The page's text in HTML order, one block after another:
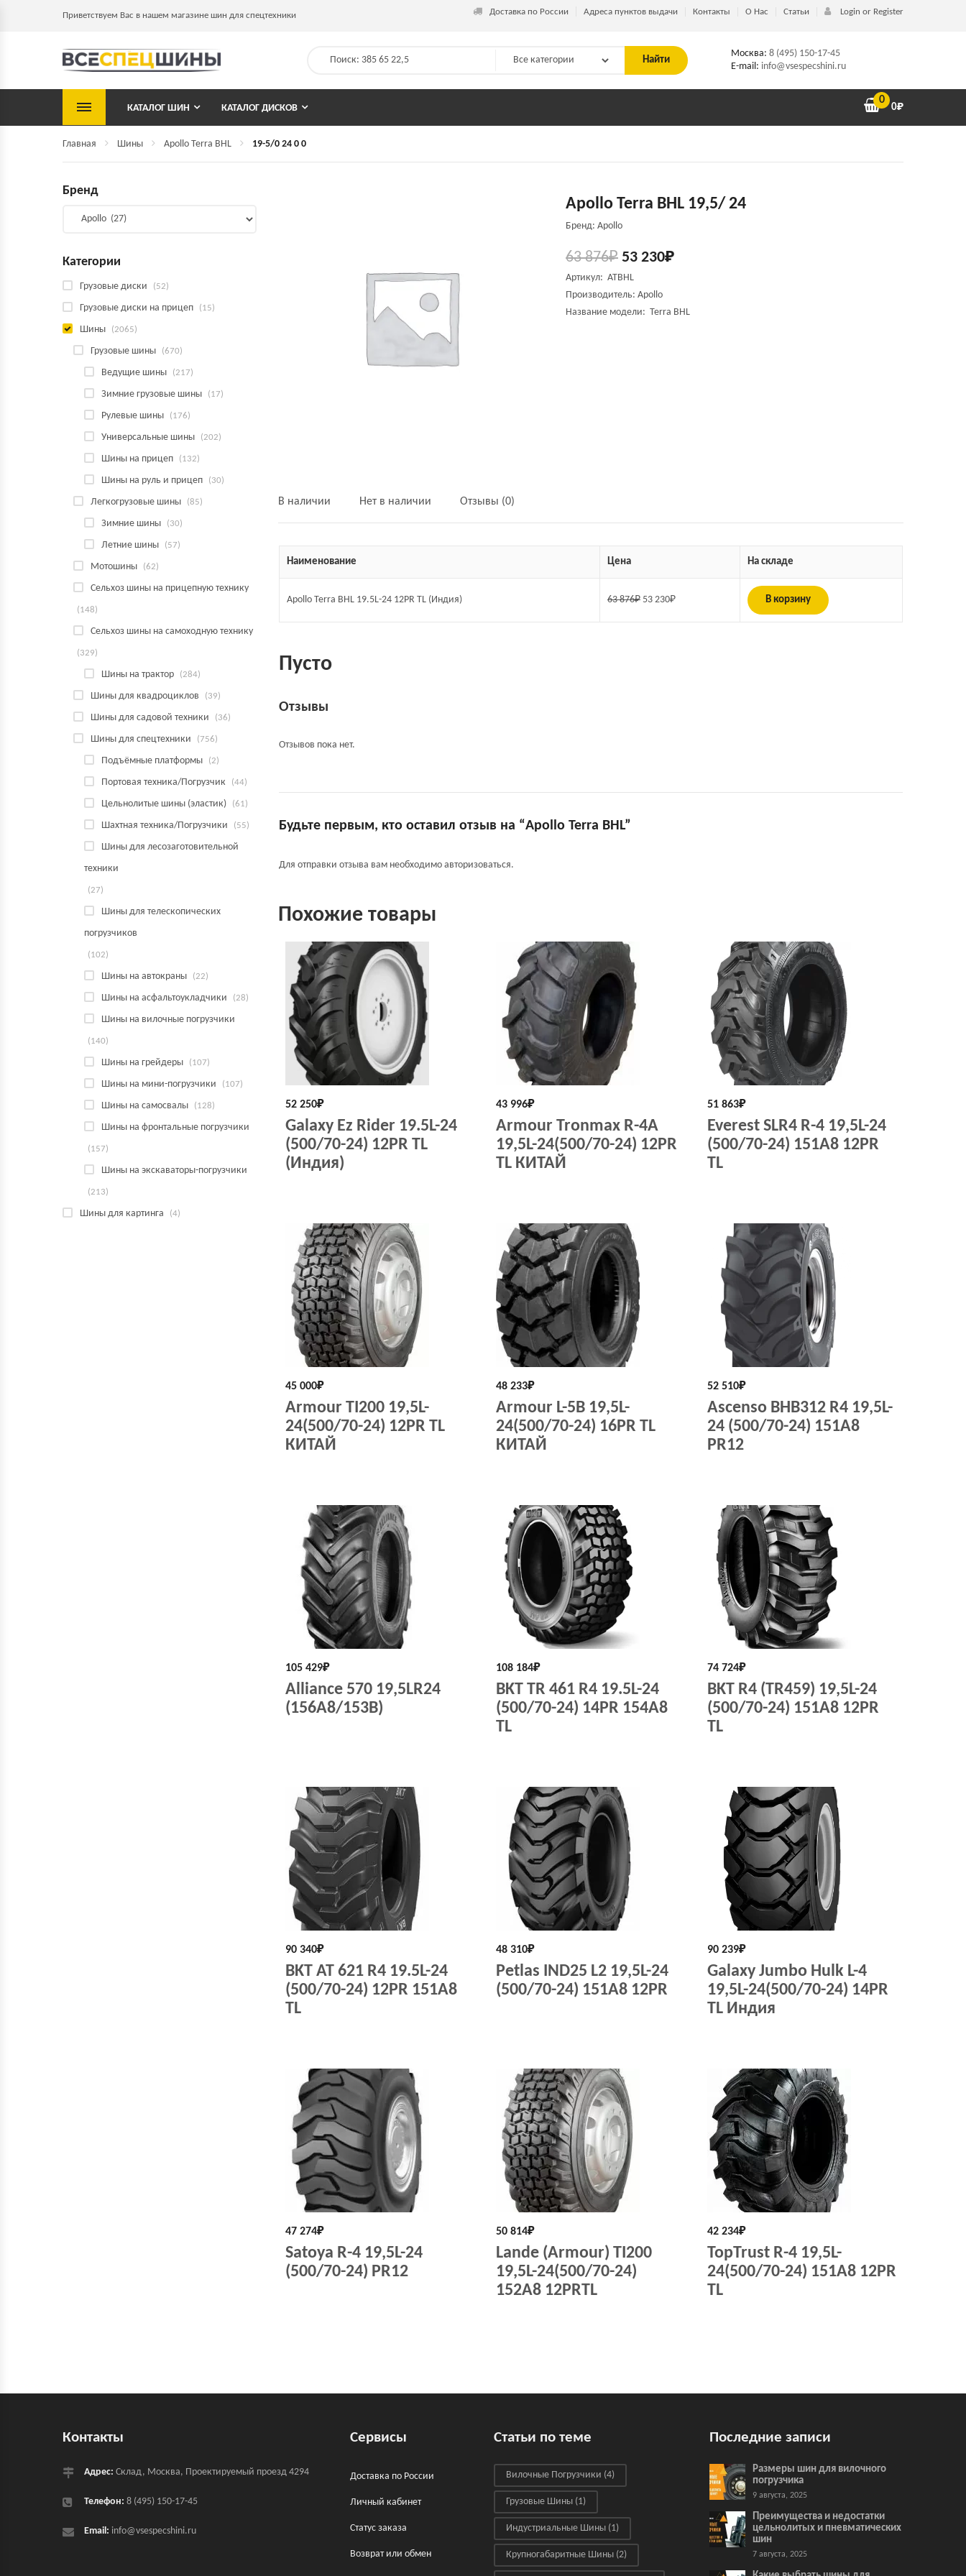
Приветствуем Вас в нашем магазине шин для спецтехники Доставка по России Адреса пунктов выдачи Контакты О Нас Статьи Login or Register
Найти
Москва: 8 (495) 150-17-45
E-mail: info@vsespecshini.ru
КАТАЛОГ ШИН КАТАЛОГ ДИСКОВ
0
0₽
Главная Шины Apollo Terra BHL 19-5/0 24 0 0
Apollo Terra BHL 19,5/ 24
Бренд: Apollo
63 876₽ 53 230₽
Артикул: ATBHL
Производитель: Apollo
Название модели: Terra BHL
В наличии Нет в наличии Отзывы (0)
Наименование Цена На складе
Apollo Terra BHL 19.5L-24 12PR TL (Индия) 63 876₽ 53 230₽ В корзину
Пусто
Отзывы
Отзывов пока нет.
Будьте первым, кто оставил отзыв на “Apollo Terra BHL”
Для отправки отзыва вам необходимо авторизоваться.
Похожие товары
52 250₽
Galaxy Ez Rider 19.5L-24
(500/70-24) 12PR TL
(Индия)
43 996₽
Armour Tronmax R-4A
19,5L-24(500/70-24) 12PR
TL КИТАЙ
51 863₽
Everest SLR4 R-4 19,5L-24
(500/70-24) 151A8 12PR
TL
45 000₽
Armour TI200 19,5L-
24(500/70-24) 12PR TL
КИТАЙ
48 233₽
Armour L-5B 19,5L-
24(500/70-24) 16PR TL
КИТАЙ
52 510₽
Ascenso BHB312 R4 19,5L-
24 (500/70-24) 151A8
PR12
105 429₽
Alliance 570 19,5LR24
(156A8/153B)
108 184₽
BKT TR 461 R4 19.5L-24
(500/70-24) 14PR 154A8
TL
74 724₽
BKT R4 (TR459) 19,5L-24
(500/70-24) 151A8 12PR
TL
90 340₽
BKT AT 621 R4 19.5L-24
(500/70-24) 12PR 151A8
TL
48 310₽
Petlas IND25 L2 19,5L-24
(500/70-24) 151A8 12PR
90 239₽
Galaxy Jumbo Hulk L-4
19,5L-24(500/70-24) 14PR
TL Индия
47 274₽
Satoya R-4 19,5L-24
(500/70-24) PR12
50 814₽
Lande (Armour) TI200
19,5L-24(500/70-24)
152A8 12PRTL
42 234₽
TopTrust R-4 19,5L-
24(500/70-24) 151A8 12PR
TL
Бренд
Категории
Грузовые диски (52)
Грузовые диски на прицеп (15)
Шины (2065)
Грузовые шины (670)
Ведущие шины (217)
Зимние грузовые шины (17)
Рулевые шины (176)
Универсальные шины (202)
Шины на прицеп (132)
Шины на руль и прицеп (30)
Легкогрузовые шины (85)
Зимние шины (30)
Летние шины (57)
Мотошины (62)
Сельхоз шины на прицепную технику
(148)
Сельхоз шины на самоходную технику
(329)
Шины на трактор (284)
Шины для квадроциклов (39)
Шины для садовой техники (36)
Шины для спецтехники (756)
Подъёмные платформы (2)
Портовая техника/Погрузчик (44)
Цельнолитые шины (эластик) (61)
Шахтная техника/Погрузчики (55)
Шины для лесозаготовительной
техники
(27)
Шины для телескопических
погрузчиков
(102)
Шины на автокраны (22)
Шины на асфальтоукладчики (28)
Шины на вилочные погрузчики
(140)
Шины на грейдеры (107)
Шины на мини-погрузчики (107)
Шины на самосвалы (128)
Шины на фронтальные погрузчики
(157)
Шины на экскаваторы-погрузчики
(213)
Шины для картинга (4)
Контакты
Адрес: Склад, Москва, Проектируемый проезд 4294
Телефон: 8 (495) 150-17-45
Email: info@vsespecshini.ru
Сервисы
Доставка по России
Личный кабинет
Статус заказа
Возврат или обмен
Статьи по теме
Вилочные Погрузчики (4)
Грузовые Шины (1)
Индустриальные Шины (1)
Крупногабаритные Шины (2)
Последние записи
Размеры шин для вилочного
погрузчика
9 августа, 2025
Преимущества и недостатки
цельнолитых и пневматических
шин
7 августа, 2025